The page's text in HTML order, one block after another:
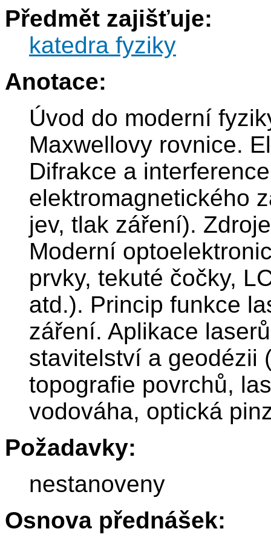
Předmět zajišťuje:
katedra fyziky
Anotace:
Úvod do moderní
Maxwellovy rovnice.
Difrakce a
elektromagnetického
jev, tlak záření).
Moderní
prvky, tekuté čočky,
atd.). Princip funkce
záření. Aplikace
stavitelství a geodézii
topografie povrchů,
vodováha, optická
Požadavky:
nestanoveny
Osnova přednášek: